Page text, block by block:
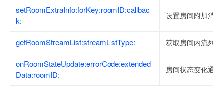
setRoomExtraInfo:forKey:roomID:callbac
k:
设置房间附加消
getRoomStreamList:streamListType: 获取房间内流列
onRoomStateUpdate:errorCode:extended
Data:roomID:
房间状态变化通